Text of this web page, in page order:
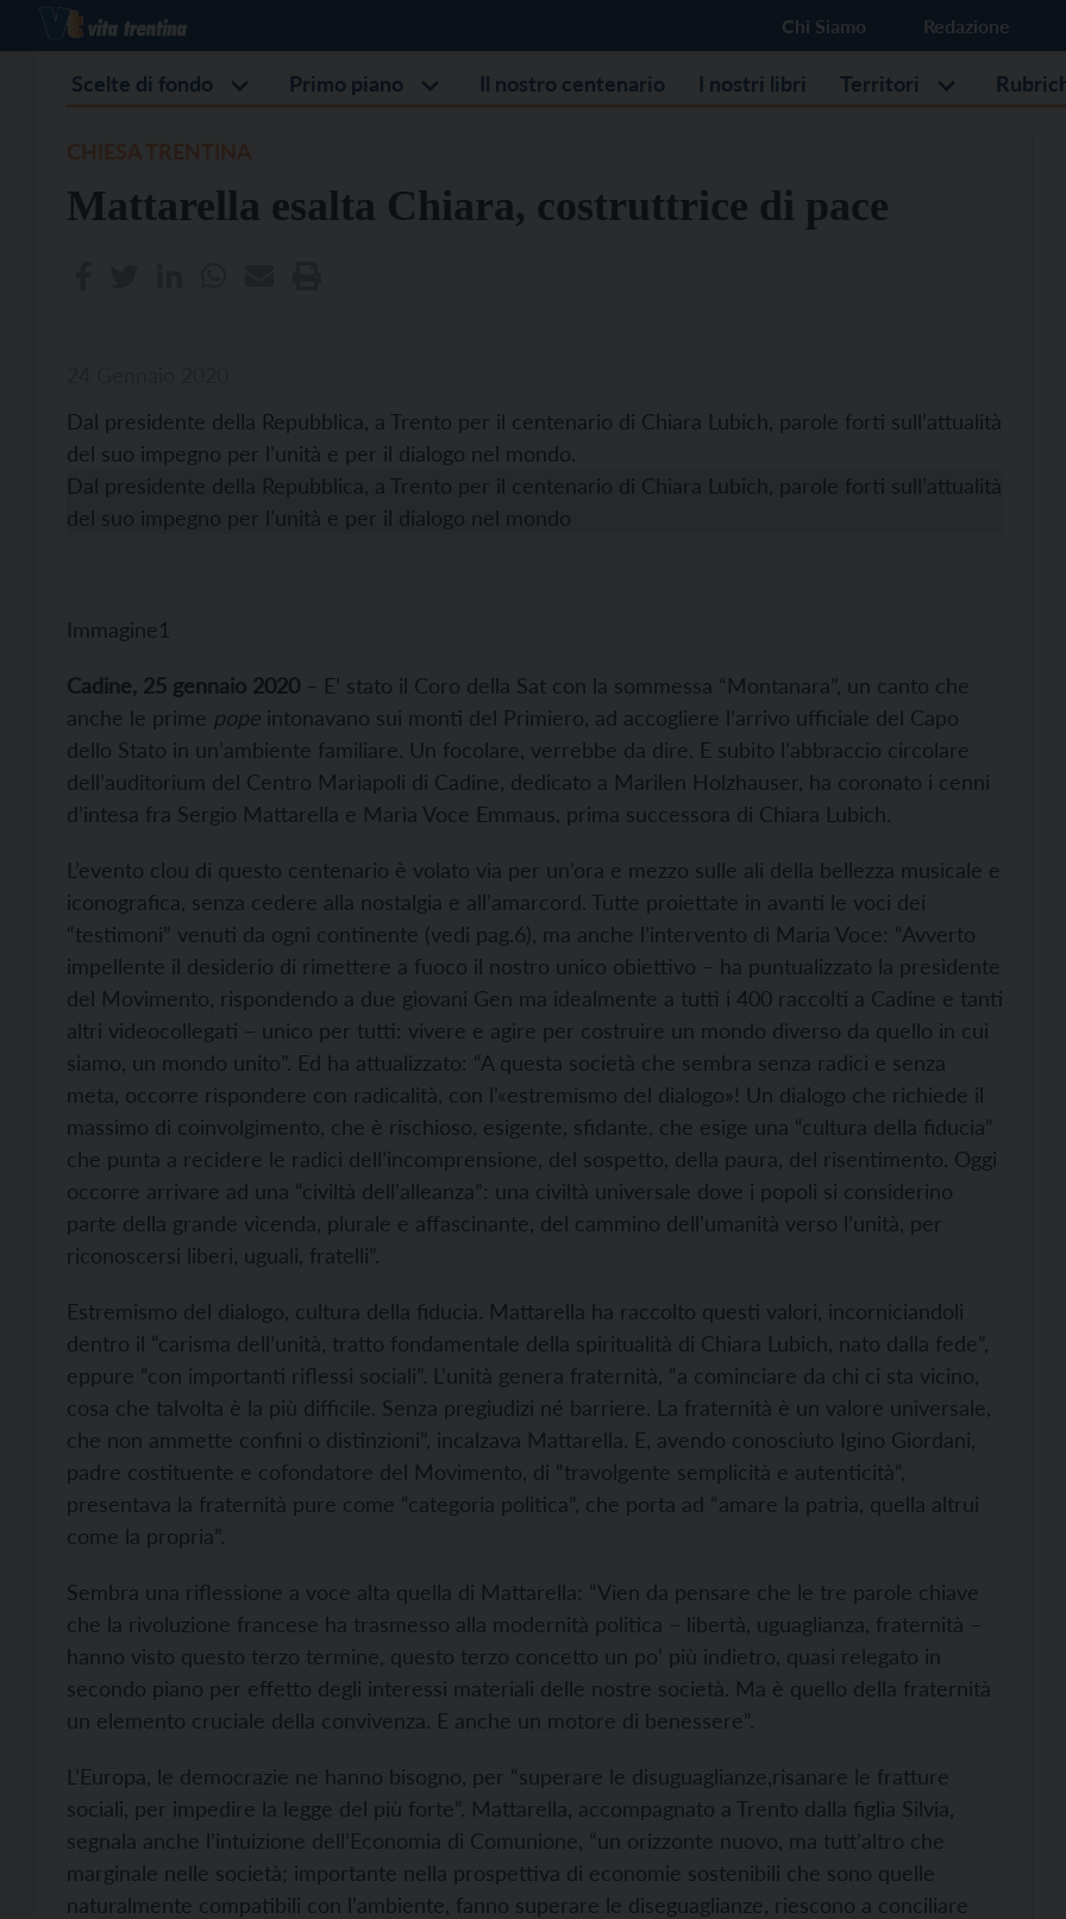
Chi Siamo Redazione
Scelte di fondo Primo piano Il nostro centenario I nostri libri Territori
Mattarella esalta Chiara, costruttrice di pace
Dal presidente della Repubblica, a Trento per il centenario di Chiara Lubich, parole forti sull’attualità
del suo impegno per l’unità e per il dialogo nel mondo.
Dal presidente della Repubblica, a Trento per il centenario di Chiara Lubich, parole forti sull’attualità
del suo impegno per l’unità e per il dialogo nel mondo
Immagine1
Cadine, 25 gennaio 2020 – E’ stato il Coro della Sat con la sommessa “Montanara”, un canto che
anche le prime pope intonavano sui monti del Primiero, ad accogliere l’arrivo ufficiale del Capo
dello Stato in un’ambiente familiare. Un focolare, verrebbe da dire. E subito l’abbraccio circolare
dell’auditorium del Centro Mariapoli di Cadine, dedicato a Marilen Holzhauser, ha coronato i cenni
d’intesa fra Sergio Mattarella e Maria Voce Emmaus, prima successora di Chiara Lubich.
L’evento clou di questo centenario è volato via per un’ora e mezzo sulle ali della bellezza musicale e
iconografica, senza cedere alla nostalgia e all’amarcord. Tutte proiettate in avanti le voci dei
“testimoni” venuti da ogni continente (vedi pag.6), ma anche l’intervento di Maria Voce: “Avverto
impellente il desiderio di rimettere a fuoco il nostro unico obiettivo – ha puntualizzato la presidente
del Movimento, rispondendo a due giovani Gen ma idealmente a tutti i 400 raccolti a Cadine e tanti
altri videocollegati – unico per tutti: vivere e agire per costruire un mondo diverso da quello in cui
siamo, un mondo unito”. Ed ha attualizzato: “A questa società che sembra senza radici e senza
meta, occorre rispondere con radicalità, con l’«estremismo del dialogo»! Un dialogo che richiede il
massimo di coinvolgimento, che è rischioso, esigente, sfidante, che esige una “cultura della fiducia”
che punta a recidere le radici dell’incomprensione, del sospetto, della paura, del risentimento. Oggi
occorre arrivare ad una “civiltà dell’alleanza”: una civiltà universale dove i popoli si considerino
parte della grande vicenda, plurale e affascinante, del cammino dell’umanità verso l’unità, per
riconoscersi liberi, uguali, fratelli”.
Estremismo del dialogo, cultura della fiducia. Mattarella ha raccolto questi valori, incorniciandoli
dentro il “carisma dell’unità, tratto fondamentale della spiritualità di Chiara Lubich, nato dalla fede”,
eppure “con importanti riflessi sociali”. L’unità genera fraternità, “a cominciare da chi ci sta vicino,
cosa che talvolta è la più difficile. Senza pregiudizi né barriere. La fraternità è un valore universale,
che non ammette confini o distinzioni”, incalzava Mattarella. E, avendo conosciuto Igino Giordani,
padre costituente e cofondatore del Movimento, di “travolgente semplicità e autenticità”,
presentava la fraternità pure come “categoria politica”, che porta ad “amare la patria, quella altrui
come la propria”.
Sembra una riflessione a voce alta quella di Mattarella: “Vien da pensare che le tre parole chiave
che la rivoluzione francese ha trasmesso alla modernità politica – libertà, uguaglianza, fraternità –
hanno visto questo terzo termine, questo terzo concetto un po’ più indietro, quasi relegato in
secondo piano per effetto degli interessi materiali delle nostre società. Ma è quello della fraternità
un elemento cruciale della convivenza. E anche un motore di benessere”.
L’Europa, le democrazie ne hanno bisogno, per “superare le disuguaglianze,risanare le fratture
sociali, per impedire la legge del più forte”. Mattarella, accompagnato a Trento dalla figlia Silvia,
segnala anche l’intuizione dell’Economia di Comunione, “un orizzonte nuovo, ma tutt’altro che
marginale nelle società; importante nella prospettiva di economie sostenibili che sono quelle
naturalmente compatibili con l’ambiente, fanno superare le diseguaglianze, riescono a conciliare